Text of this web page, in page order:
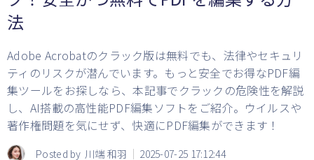
法
Adobe Acrobatのクラック版は無料でも、法律やセキュリ
ティのリスクが潜んでいます。もっと安全でお得なPDF編
集ツールをお探しなら、本記事でクラックの危険性を解説
し、AI搭載の高性能PDF編集ソフトをご紹介。ウイルスや
著作権問題を気にせず、快適にPDF編集ができます！
Posted by 川端 和羽 2025-07-25 17:12:44